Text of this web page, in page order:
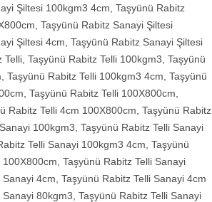
Şiltesi 100kgm3 4cm Taşyünü Rabitz
Taşyünü Rabitz Sanayi Şiltesi
Şiltesi 4cm Taşyünü Rabitz Sanayi Şiltesi
Telli, Taşyünü Rabitz Telli 100kgm3 Taşyünü
Taşyünü Rabitz Telli 100kgm3 4cm Taşyünü
Taşyünü Rabitz Telli 100X800cm
Rabitz Telli 4cm 100X800cm Taşyünü Rabitz
100kgm3 Taşyünü Rabitz Telli Sanayi
Telli Sanayi 100kgm3 4cm Taşyünü
100X800cm Taşyünü Rabitz Telli Sanayi
Sanayi 4cm Taşyünü Rabitz Telli Sanayi 4cm
Sanayi 80kgm3 Taşyünü Rabitz Telli Sanayi